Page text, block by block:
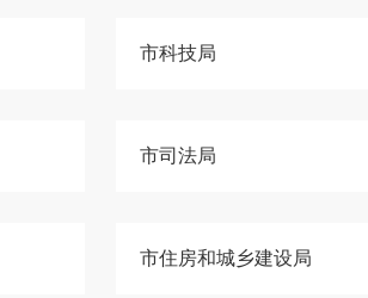
市科技局
市司法局
市住房和城乡建设局